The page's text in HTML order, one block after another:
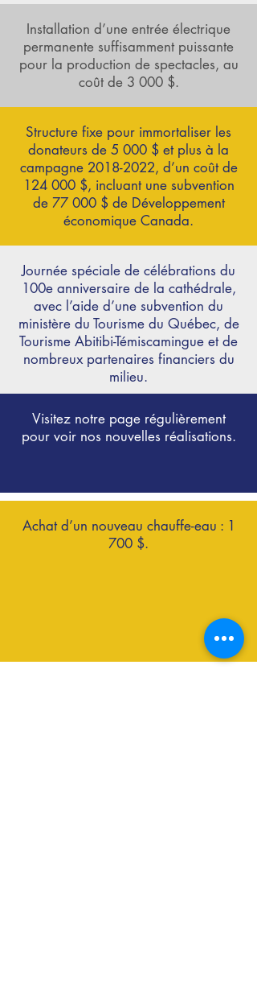
Installation d’une entrée électrique
permanente suffisamment puissante
pour la production de spectacles, au
coût de 3 000 $.
Structure fixe pour immortaliser les
donateurs de 5 000 $ et plus à la
campagne 2018-2022, d’un coût de
124 000 $, incluant une subvention
de 77 000 $ de Développement
économique Canada.
Journée spéciale de célébrations du
100e anniversaire de la cathédrale,
avec l’aide d’une subvention du
ministère du Tourisme du Québec, de
Tourisme Abitibi-Témiscamingue et de
nombreux partenaires financiers du
milieu.
Visitez notre page régulièrement
pour voir nos nouvelles réalisations.
Achat d’un nouveau chauffe-eau : 1
700 $.